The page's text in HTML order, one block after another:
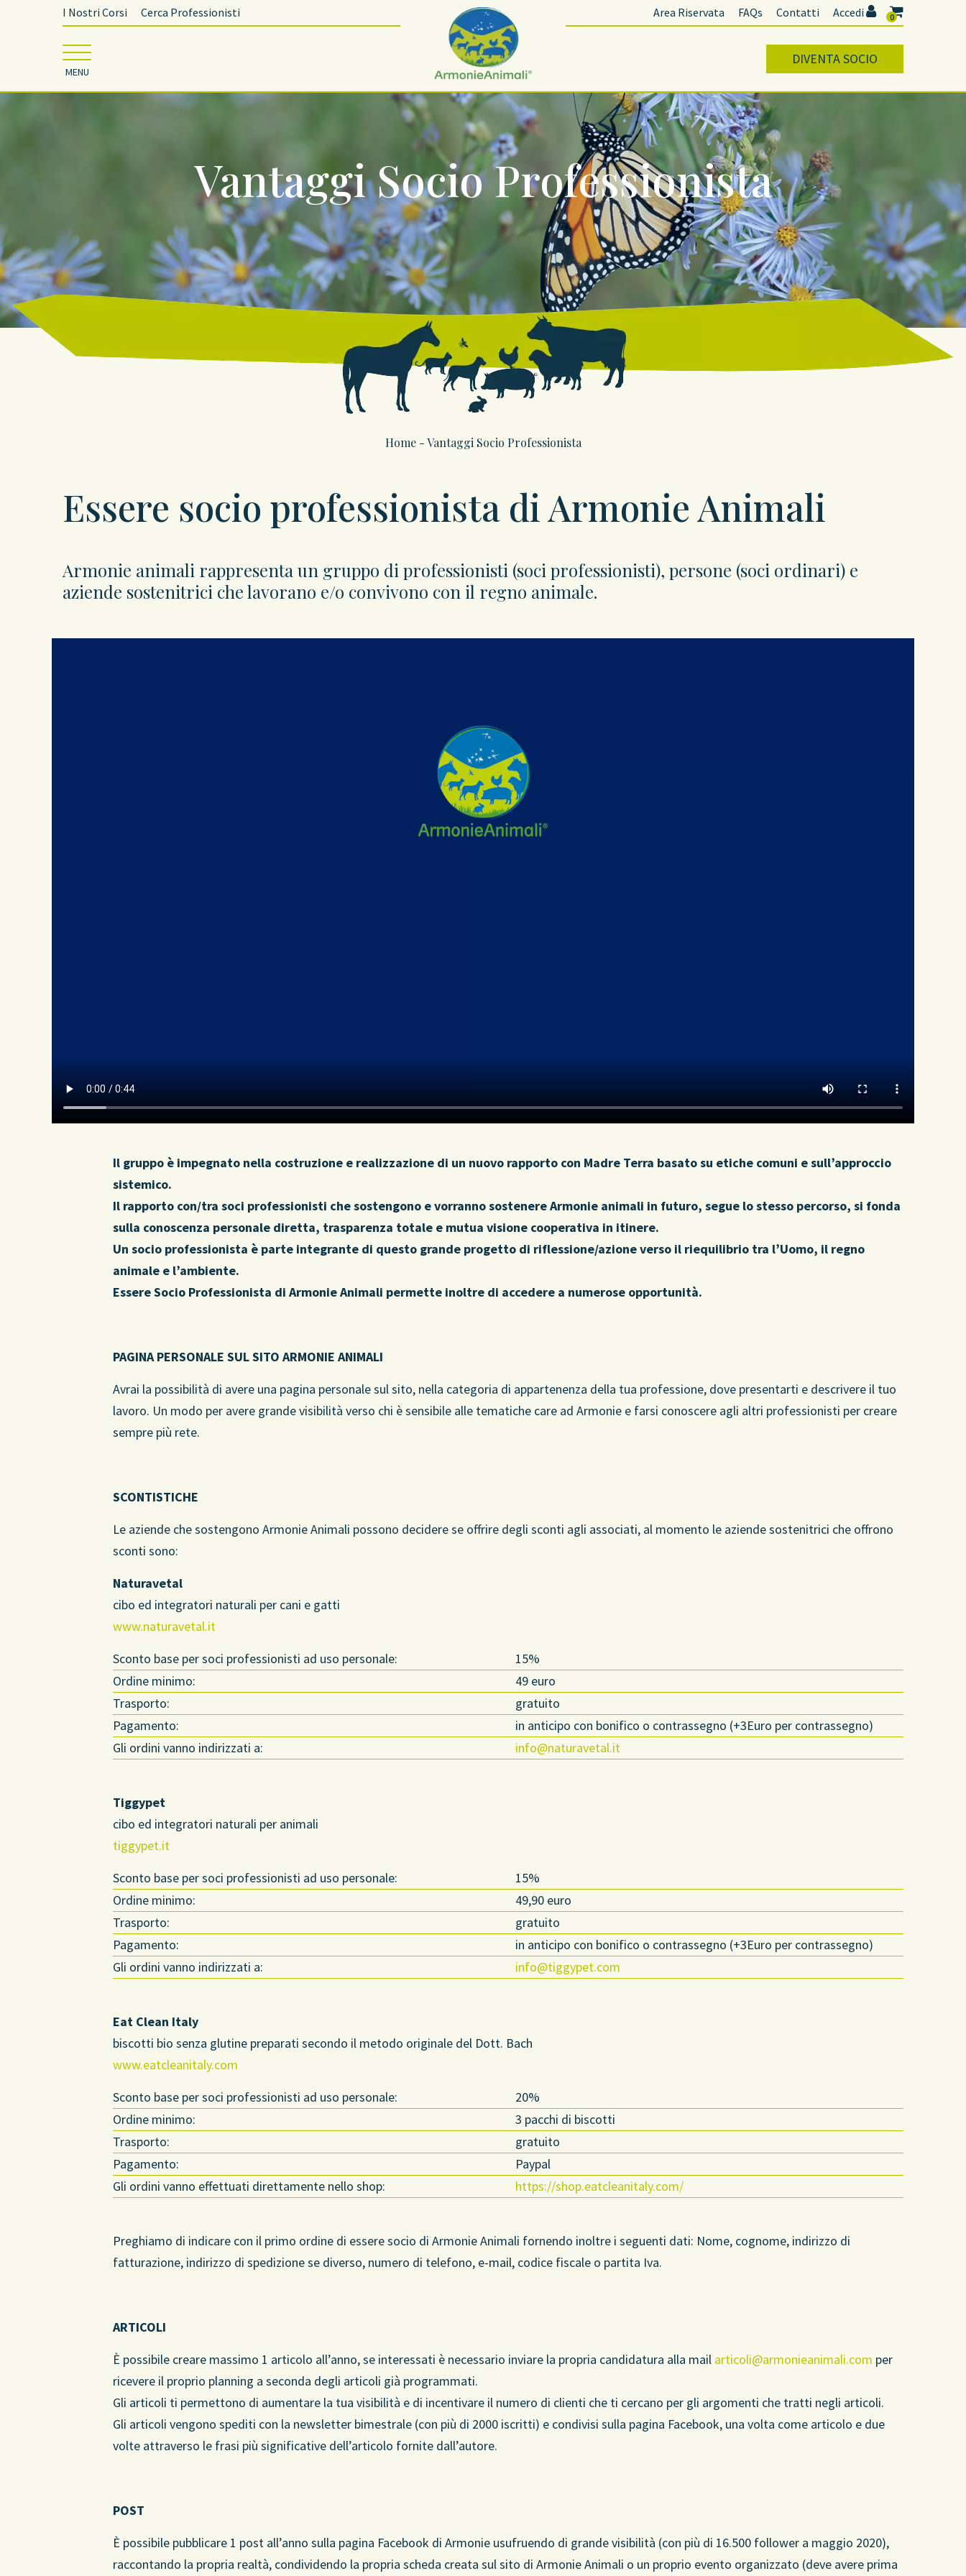
I Nostri Corsi Cerca Professionisti
MENU
Area Riservata FAQs Contatti Accedi 0
DIVENTA SOCIO
Vantaggi Socio Professionista
Home- Vantaggi Socio Professionista
Essere socio professionista di Armonie Animali
Armonie animali rappresenta un gruppo di professionisti (soci professionisti), persone (soci ordinari) e
aziende sostenitrici che lavorano e/o convivono con il regno animale.
Il gruppo è impegnato nella costruzione e realizzazione di un nuovo rapporto con Madre Terra basato su etiche comuni e sull’approccio
sistemico.
Il rapporto con/tra soci professionisti che sostengono e vorranno sostenere Armonie animali in futuro, segue lo stesso percorso, si fonda
sulla conoscenza personale diretta, trasparenza totale e mutua visione cooperativa in itinere.
Un socio professionista è parte integrante di questo grande progetto di riflessione/azione verso il riequilibrio tra l’Uomo, il regno
animale e l’ambiente.
Essere Socio Professionista di Armonie Animali permette inoltre di accedere a numerose opportunità.
PAGINA PERSONALE SUL SITO ARMONIE ANIMALI
Avrai la possibilità di avere una pagina personale sul sito, nella categoria di appartenenza della tua professione, dove presentarti e descrivere il tuo
lavoro. Un modo per avere grande visibilità verso chi è sensibile alle tematiche care ad Armonie e farsi conoscere agli altri professionisti per creare
sempre più rete.
SCONTISTICHE
Le aziende che sostengono Armonie Animali possono decidere se offrire degli sconti agli associati, al momento le aziende sostenitrici che offrono
sconti sono:
Naturavetal
cibo ed integratori naturali per cani e gatti
www.naturavetal.it
Sconto base per soci professionisti ad uso personale:
15%
Ordine minimo:
49 euro
Trasporto:
gratuito
Pagamento:
in anticipo con bonifico o contrassegno (+3Euro per contrassegno)
Gli ordini vanno indirizzati a:
info@naturavetal.it
Tiggypet
cibo ed integratori naturali per animali
tiggypet.it
Sconto base per soci professionisti ad uso personale:
15%
Ordine minimo:
49,90 euro
Trasporto:
gratuito
Pagamento:
in anticipo con bonifico o contrassegno (+3Euro per contrassegno)
Gli ordini vanno indirizzati a:
info@tiggypet.com
Eat Clean Italy
biscotti bio senza glutine preparati secondo il metodo originale del Dott. Bach
www.eatcleanitaly.com
Sconto base per soci professionisti ad uso personale:
20%
Ordine minimo:
3 pacchi di biscotti
Trasporto:
gratuito
Pagamento:
Paypal
Gli ordini vanno effettuati direttamente nello shop:
https://shop.eatcleanitaly.com/
Preghiamo di indicare con il primo ordine di essere socio di Armonie Animali fornendo inoltre i seguenti dati: Nome, cognome, indirizzo di
fatturazione, indirizzo di spedizione se diverso, numero di telefono, e-mail, codice fiscale o partita Iva.
ARTICOLI
È possibile creare massimo 1 articolo all’anno, se interessati è necessario inviare la propria candidatura alla mail articoli@armonieanimali.com per
ricevere il proprio planning a seconda degli articoli già programmati.
Gli articoli ti permettono di aumentare la tua visibilità e di incentivare il numero di clienti che ti cercano per gli argomenti che tratti negli articoli.
Gli articoli vengono spediti con la newsletter bimestrale (con più di 2000 iscritti) e condivisi sulla pagina Facebook, una volta come articolo e due
volte attraverso le frasi più significative dell’articolo fornite dall’autore.
POST
È possibile pubblicare 1 post all’anno sulla pagina Facebook di Armonie usufruendo di grande visibilità (con più di 16.500 follower a maggio 2020),
raccontando la propria realtà, condividendo la propria scheda creata sul sito di Armonie Animali o un proprio evento organizzato (deve avere prima